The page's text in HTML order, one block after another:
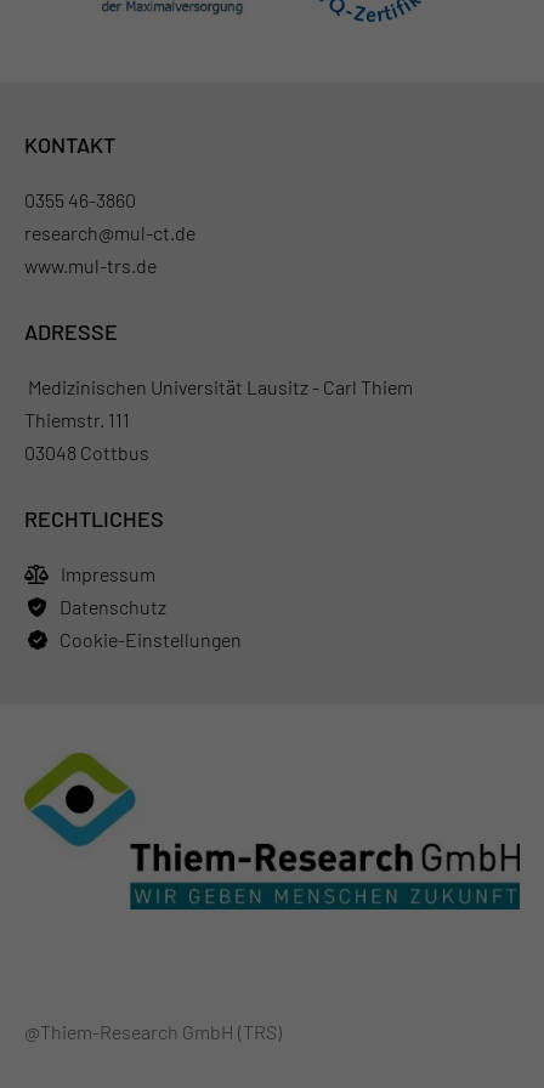
KONTAKT
0355 46-3860
research@mul-ct.de
www.mul-trs.de
ADRESSE
Medizinischen Universität Lausitz - Carl Thiem
Thiemstr. 111
03048 Cottbus
RECHTLICHES
Impressum
Datenschutz
Cookie-Einstellungen
@Thiem-Research GmbH (TRS)